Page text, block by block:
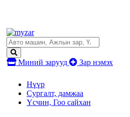
Миний зарууд Зар нэмэх
Нүүр
Сургалт, дамжаа
Үсчин, Гоо сайхан